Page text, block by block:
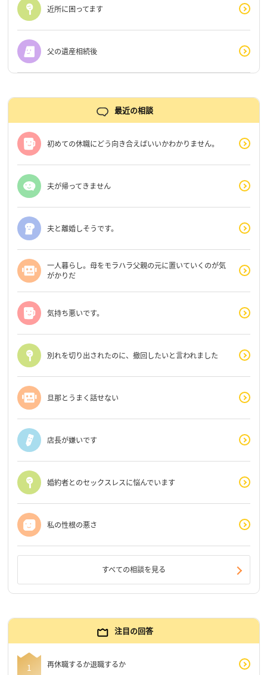
近所に困ってます
父の遺産相続後
最近の相談
初めての休職にどう向き合えばいいかわかりません。
夫が帰ってきません
夫と離婚しそうです。
一人暮らし。母をモラハラ父親の元に置いていくのが気
がかりだ
気持ち悪いです。
別れを切り出されたのに、撤回したいと言われました
旦那とうまく話せない
店長が嫌いです
婚約者とのセックスレスに悩んでいます
私の性根の悪さ
すべての相談を見る
注目の回答
再休職するか退職するか